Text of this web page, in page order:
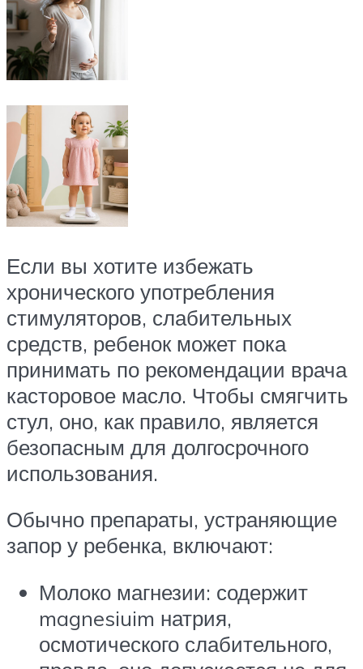
Если вы хотите избежать
хронического употребления
стимуляторов, слабительных
средств, ребенок может пока
принимать по рекомендации врача
касторовое масло. Чтобы смягчить
стул, оно, как правило, является
безопасным для долгосрочного
использования.
Обычно препараты, устраняющие
запор у ребенка, включают:
Молоко магнезии: содержит
magnesiuim натрия,
осмотического слабительного,